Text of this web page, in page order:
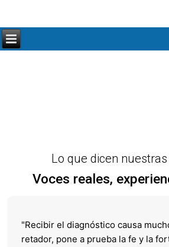
Lo que dicen
Voces reales,
"Recibir el diagnóstico causa
retador, pone a prueba la fe y la